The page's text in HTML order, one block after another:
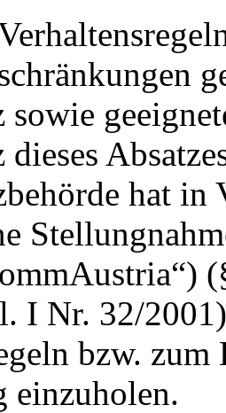
sowie
dieses
hat
I Nr. 32/
bzw.
einzuholen.